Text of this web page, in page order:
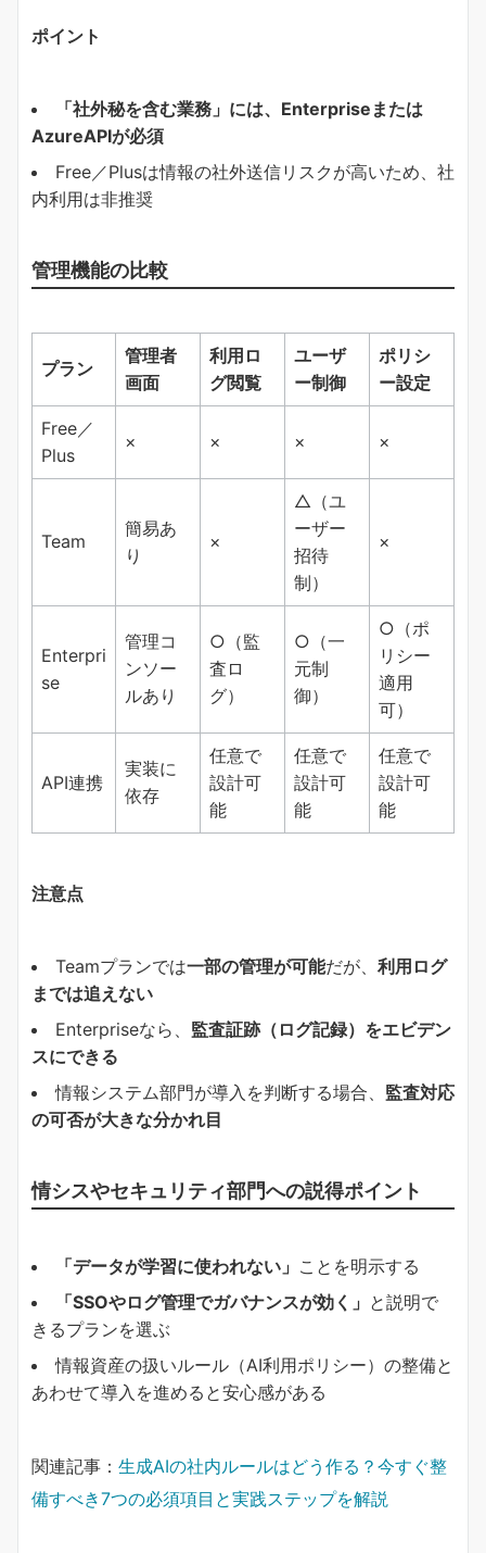
ポイント
「社外秘を含む業務」には、Enterpriseまたは
AzureAPIが必須
Free／Plusは情報の社外送信リスクが高いため、社
内利用は非推奨
管理機能の比較
プラン
管理者
画面
利用ロ
グ閲覧
ユーザ
ー制御
ポリシ
ー設定
Free／
Plus
× × × ×
Team
簡易あ
り
×
△（ユ
ーザー
招待
制）
×
Enterpri
se
管理コ
ンソー
ルあり
○（監
査ロ
グ）
○（一
元制
御）
○（ポ
リシー
適用
可）
API連携
実装に
依存
任意で
設計可
能
任意で
設計可
能
任意で
設計可
能
注意点
Teamプランでは一部の管理が可能だが、 利用ログ
までは追えない
Enterpriseなら、 監査証跡（ログ記録）をエビデン
スにできる
情報システム部門が導入を判断する場合、 監査対応
の可否が大きな分かれ目
情シスやセキュリティ部門への説得ポイント
「データが学習に使われない」 ことを明示する
「SSOやログ管理でガバナンスが効く」 と説明で
きるプランを選ぶ
情報資産の扱いルール（AI利用ポリシー）の整備と
あわせて導入を進めると安心感がある
関連記事： 生成AIの社内ルールはどう作る？今すぐ整
備すべき7つの必須項目と実践ステップを解説